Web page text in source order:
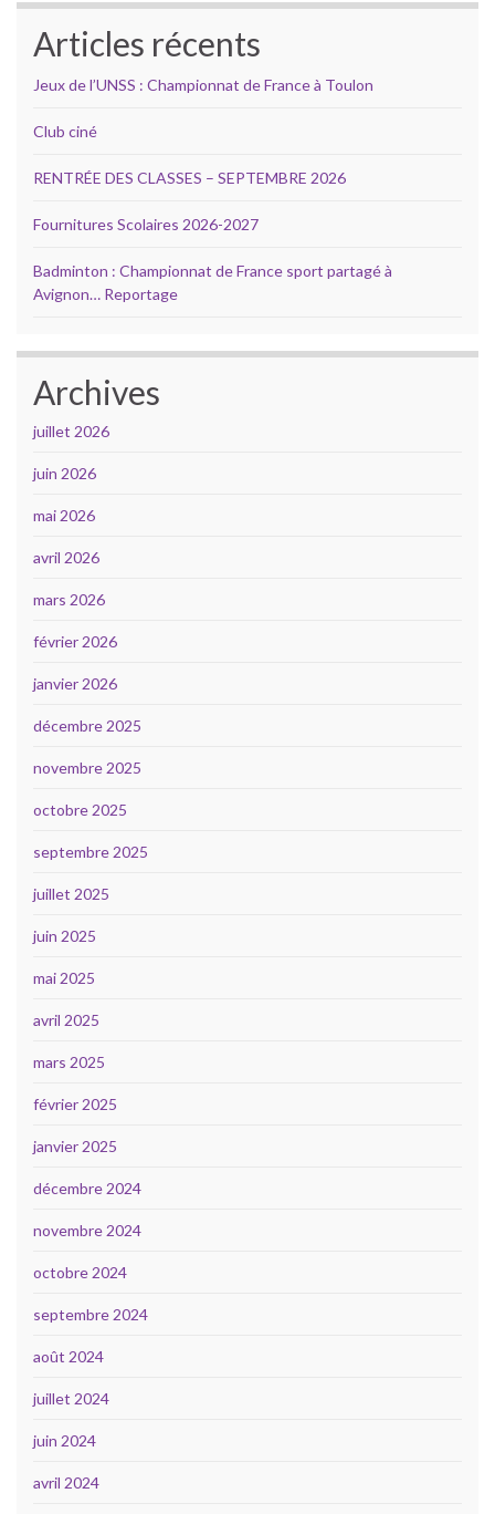
Articles récents
Jeux de l’UNSS : Championnat de France à Toulon
Club ciné
RENTRÉE DES CLASSES – SEPTEMBRE 2026
Fournitures Scolaires 2026-2027
Badminton : Championnat de France sport partagé à
Avignon… Reportage
Archives
juillet 2026
juin 2026
mai 2026
avril 2026
mars 2026
février 2026
janvier 2026
décembre 2025
novembre 2025
octobre 2025
septembre 2025
juillet 2025
juin 2025
mai 2025
avril 2025
mars 2025
février 2025
janvier 2025
décembre 2024
novembre 2024
octobre 2024
septembre 2024
août 2024
juillet 2024
juin 2024
avril 2024